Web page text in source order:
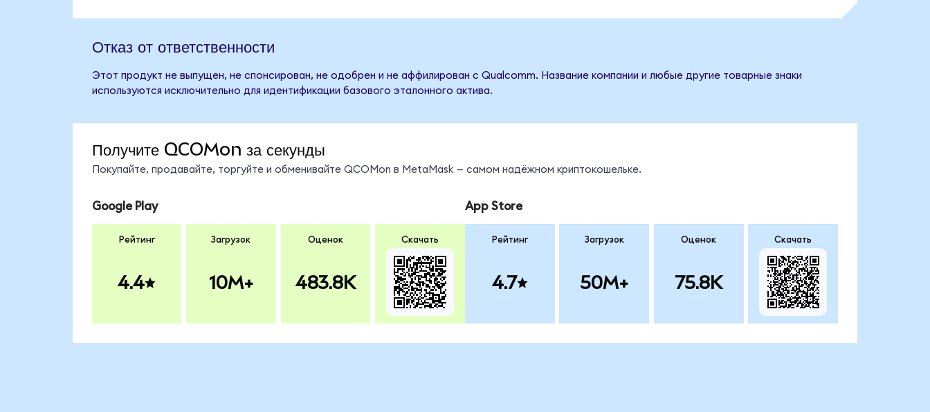
Отказ от ответственности
Этот продукт не выпущен, не спонсирован, не одобрен и не аффилирован с Qualcomm. Название компании и любые другие товарные знаки
используются исключительно для идентификации базового эталонного актива.
Получите QCOMon за секунды
Покупайте, продавайте, торгуйте и обменивайте QCOMon в MetaMask — самом надёжном криптокошельке.
Google Play
Рейтинг
4.4
Загрузок
10M+
Оценок
483.8K
Скачать
App Store
Рейтинг
4.7
Загрузок
50M+
Оценок
75.8K
Скачать